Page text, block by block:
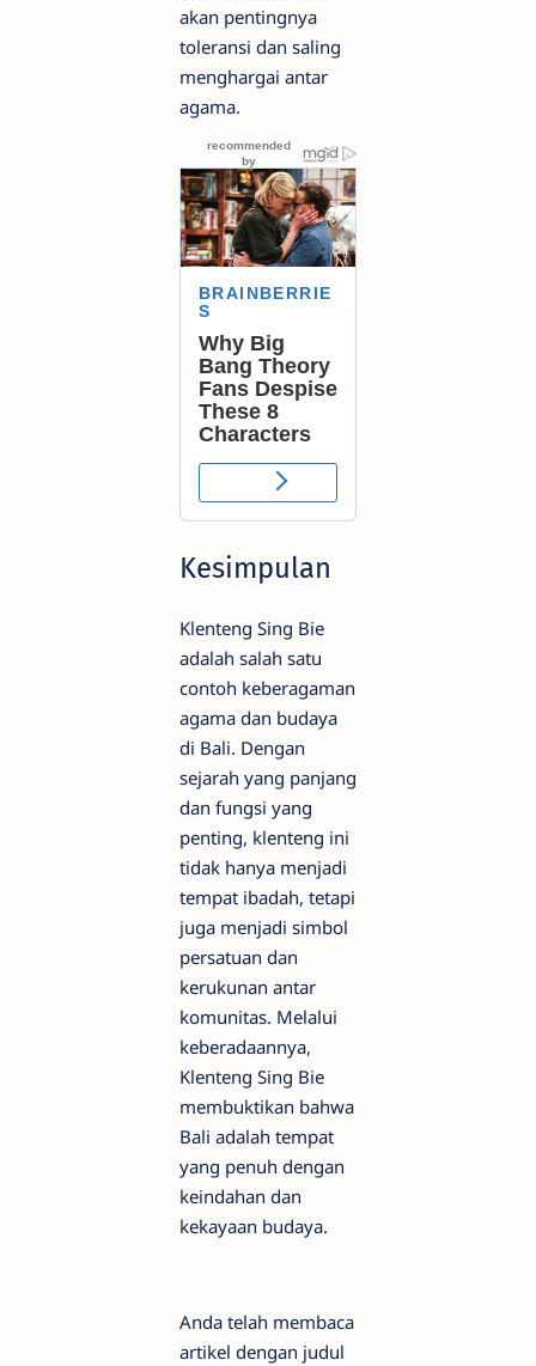
akan pentingnya
toleransi dan saling
menghargai antar
agama.
Kesimpulan
Klenteng Sing Bie
adalah salah satu
contoh keberagaman
agama dan budaya
di Bali. Dengan
sejarah yang panjang
dan fungsi yang
penting, klenteng ini
tidak hanya menjadi
tempat ibadah, tetapi
juga menjadi simbol
persatuan dan
kerukunan antar
komunitas. Melalui
keberadaannya,
Klenteng Sing Bie
membuktikan bahwa
Bali adalah tempat
yang penuh dengan
keindahan dan
kekayaan budaya.
Anda telah membaca
artikel dengan judul